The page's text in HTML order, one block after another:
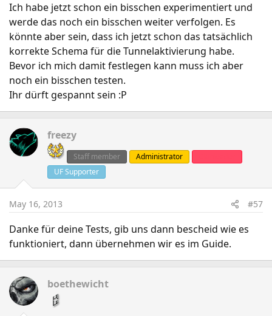
Ich habe jetzt schon ein bisschen experimentiert und
werde das noch ein bisschen weiter verfolgen. Es
könnte aber sein, dass ich jetzt schon das tatsächlich
korrekte Schema für die Tunnelaktivierung habe.
Bevor ich mich damit festlegen kann muss ich aber
noch ein bisschen testen.
Ihr dürft gespannt sein :P
freezy
Staff member Administrator
UF Supporter
May 16, 2013 #57
Danke für deine Tests, gib uns dann bescheid wie es
funktioniert, dann übernehmen wir es im Guide.
boethewicht